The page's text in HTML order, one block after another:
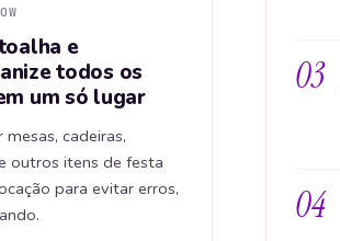
e
todos os
um só lugar
cadeiras,
outros itens de festa
para evitar erros,
03
04